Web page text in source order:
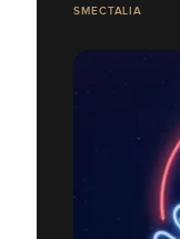
SMECTALIA